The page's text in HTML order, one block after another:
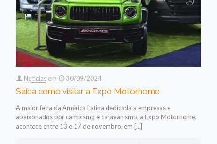
Noticias em 30/09/2024
Saiba como visitar a Expo Motorhome
A maior feira da América Latina dedicada a empresas e
apaixonados por campismo e caravanismo, a Expo Motorhome,
acontece entre 13 e 17 de novembro, em […]